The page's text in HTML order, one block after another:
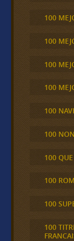
100
100
100
100
100
100
100
100
100
100